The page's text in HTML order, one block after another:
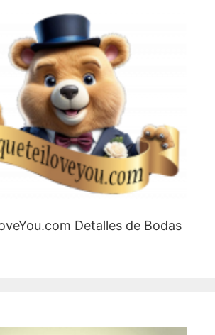
Detalles de Bodas